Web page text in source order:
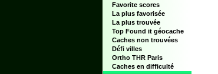
Favorite scores
La plus favorisée
La plus trouvée
Top Found it géocache
Caches non trouvées
Défi villes
Ortho THR Paris
Caches en difficulté